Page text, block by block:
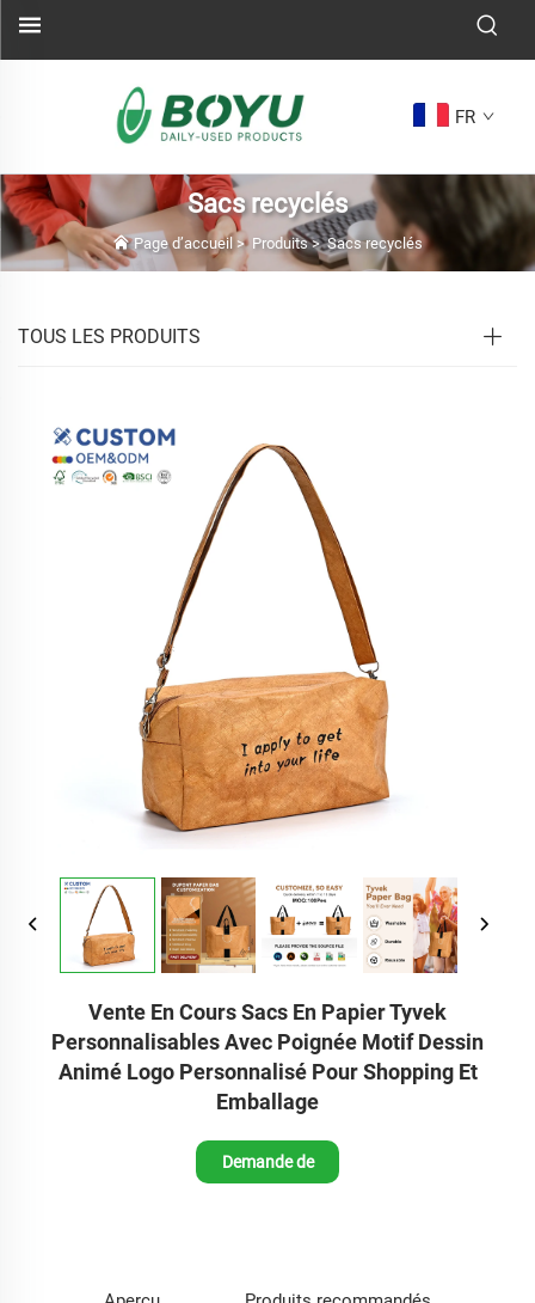
FR
Sacs recyclés
Page d’accueil > Produits>Sacs recyclés
TOUS LES PRODUITS
Vente En Cours Sacs En Papier Tyvek
Personnalisables Avec Poignée Motif Dessin
Animé Logo Personnalisé Pour Shopping Et
Emballage
Demande de